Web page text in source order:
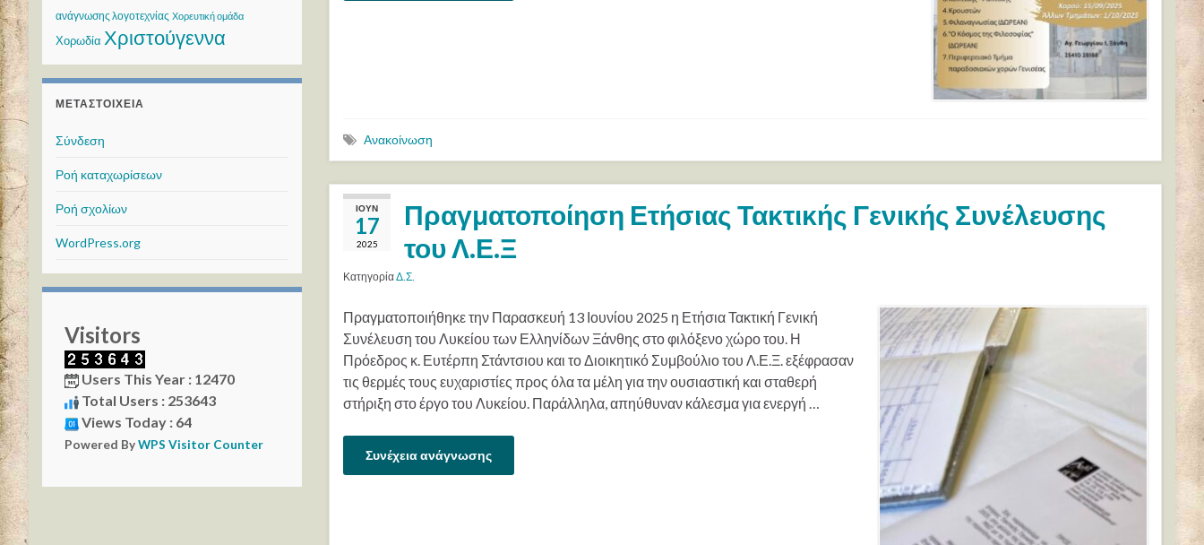
Ανακοίνωση
ΙΟΎΝ
17
2025
Πραγματοποίηση Ετήσιας Τακτικής Γενικής Συνέλευσης
του Λ.Ε.Ξ
ΚατηγορίαΔ.Σ.
Πραγματοποιήθηκε την Παρασκευή 13 Ιουνίου 2025 η Ετήσια Τακτική Γενική
Συνέλευση του Λυκείου των Ελληνίδων Ξάνθης στο φιλόξενο χώρο του. Η
Πρόεδρος κ. Ευτέρπη Στάντσιου και το Διοικητικό Συμβούλιο του Λ.Ε.Ξ. εξέφρασαν
τις θερμές τους ευχαριστίες προς όλα τα μέλη για την ουσιαστική και σταθερή
στήριξη στο έργο του Λυκείου. Παράλληλα, απηύθυναν κάλεσμα για ενεργή …
Συνέχεια ανάγνωσης
ανάγνωσης λογοτεχνίας Χορευτική ομάδα
Χορωδία Χριστούγεννα
ΜΕΤΑΣΤΟΙΧΕΊΑ
Σύνδεση
Ροή καταχωρίσεων
Ροή σχολίων
WordPress.org
Visitors
Users This Year : 12470
Total Users : 253643
Views Today : 64
Powered ByWPS Visitor Counter